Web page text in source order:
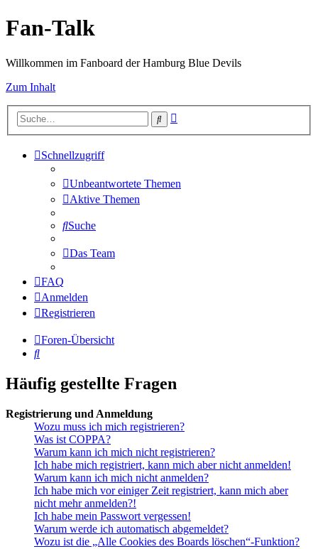
Fan-Talk
Willkommen im Fanboard der Hamburg Blue Devils
Zum Inhalt
Suche
Schnellzugriff
Unbeantwortete Themen
Aktive Themen
Suche
Das Team
FAQ
Anmelden
Registrieren
Foren-Übersicht
Suche
Häufig gestellte Fragen
Registrierung und Anmeldung
Wozu muss ich mich registrieren?
Was ist COPPA?
Warum kann ich mich nicht registrieren?
Ich habe mich registriert, kann mich aber nicht anmelden!
Warum kann ich mich nicht anmelden?
Ich habe mich vor einiger Zeit registriert, kann mich aber
nicht mehr anmelden?!
Ich habe mein Passwort vergessen!
Warum werde ich automatisch abgemeldet?
Wozu ist die „Alle Cookies des Boards löschen“-Funktion?